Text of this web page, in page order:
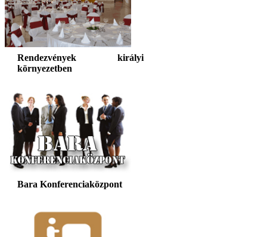
Rendezvények királyi
környezetben
Bara Konferenciaközpont